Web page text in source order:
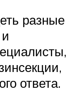
разные
ответа.